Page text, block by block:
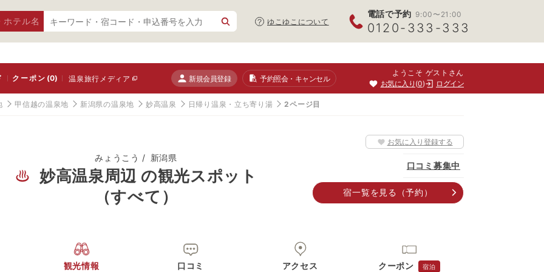
ホテル名 ゆこゆこについて
電話で予約 9:00〜21:00
0120-333-333
クーポン(0) 温泉旅行メディア 新規会員登録 予約照会・キャンセル
ようこそ ゲストさん
お気に入り 0 ログイン
甲信越の温泉地 新潟県の温泉地 妙高温泉 日帰り温泉・立ち寄り湯 2ページ目
みょうこう 新潟県
妙高温泉周辺 の観光スポット
（すべて）
お気に入り登録する
口コミ募集中
宿一覧を見る （予約）
観光情報 口コミ アクセス クーポン 宿泊